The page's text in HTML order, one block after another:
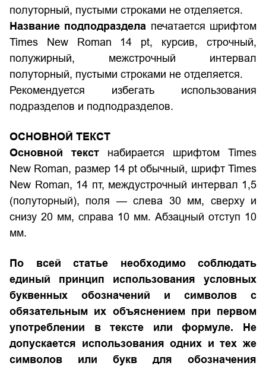
полуторный, пустыми строками не отделяется.
Название подподраздела печатается шрифтом
Times New Roman 14 pt, курсив, строчный,
полужирный, межстрочный интервал
полуторный, пустыми строками не отделяется.
Рекомендуется избегать использования
подразделов и подподразделов.
ОСНОВНОЙ ТЕКСТ
Основной текст набирается шрифтом Times
New Roman, размер 14 pt обычный, шрифт Times
New Roman, 14 пт, междустрочный интервал 1,5
(полуторный), поля — слева 30 мм, сверху и
снизу 20 мм, справа 10 мм. Абзацный отступ 10
мм.
По всей статье необходимо соблюдать
единый принцип использования условных
буквенных обозначений и символов с
обязательным их объяснением при первом
употреблении в тексте или формуле. Не
допускается использования одних и тех же
символов или букв для обозначения